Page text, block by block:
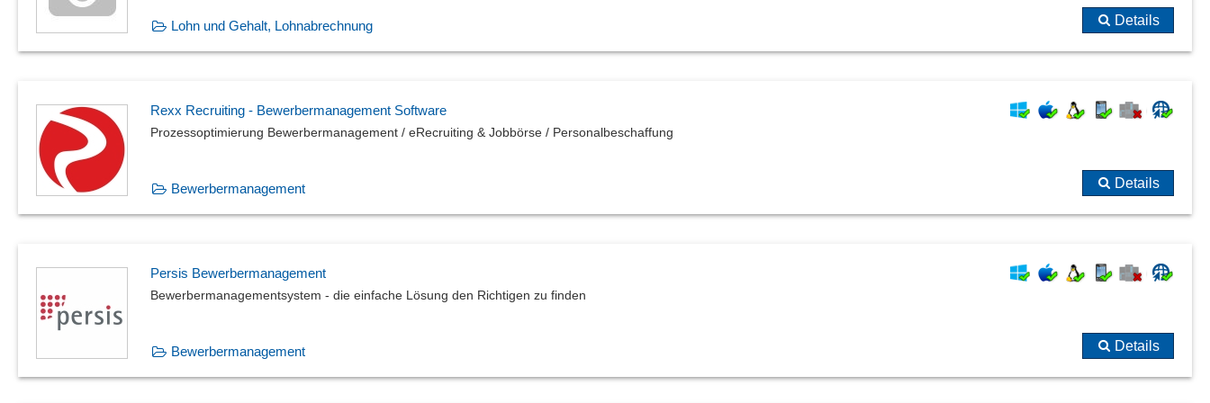
Lohn und Gehalt, Lohnabrechnung Details
Rexx Recruiting - Bewerbermanagement Software
Prozessoptimierung Bewerbermanagement / eRecruiting & Jobbörse / Personalbeschaffung
Bewerbermanagement Details
Persis Bewerbermanagement
Bewerbermanagementsystem - die einfache Lösung den Richtigen zu finden
Bewerbermanagement Details